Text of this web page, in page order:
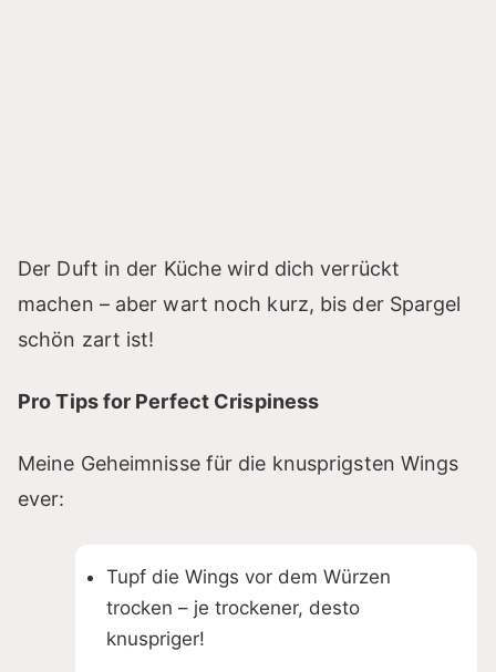
Der Duft in der Küche wird dich verrückt
machen – aber wart noch kurz, bis der Spargel
schön zart ist!
Pro Tips for Perfect Crispiness
Meine Geheimnisse für die knusprigsten Wings
ever:
Tupf die Wings vor dem Würzen
trocken – je trockener, desto
knuspriger!